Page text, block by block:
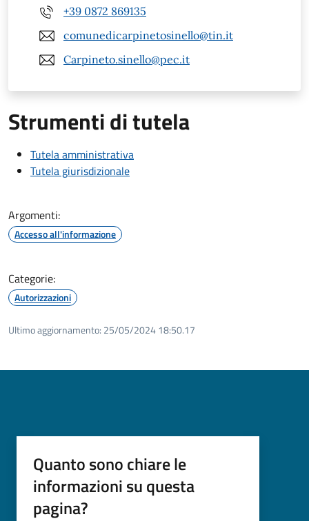
+39 0872 869135
comunedicarpinetosinello@tin.it
Carpineto.sinello@pec.it
Strumenti di tutela
Tutela amministrativa
Tutela giurisdizionale
Argomenti:
Accesso all'informazione
Categorie:
Autorizzazioni
Ultimo aggiornamento: 25/05/2024 18:50.17
Quanto sono chiare le
informazioni su questa
pagina?